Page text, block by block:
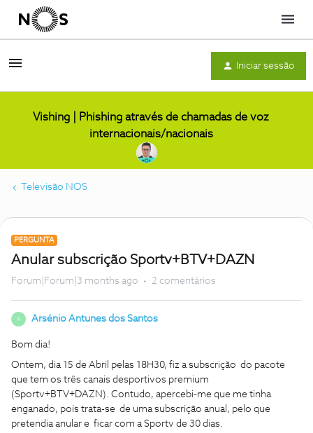
Menu
Iniciar sessão
Vishing | Phishing através de chamadas de voz
internacionais/nacionais
Televisão NOS
PERGUNTA
Anular subscrição Sportv+BTV+DAZN
Forum|Forum|3 months ago 2 comentários
A Arsénio Antunes dos Santos
Bom dia!
Ontem, dia 15 de Abril pelas 18H30, fiz a subscrição do pacote
que tem os três canais desportivos premium
(Sportv+BTV+DAZN). Contudo, apercebi-me que me tinha
enganado, pois trata-se de uma subscrição anual, pelo que
pretendia anular e ficar com a Sportv de 30 dias.